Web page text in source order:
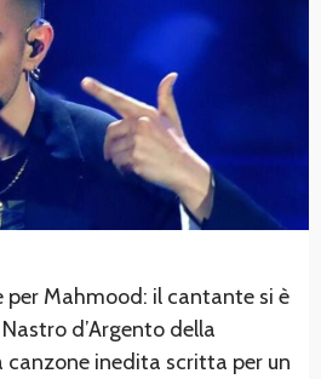
Mahmood: il cantante si è
d’Argento della
canzone inedita scritta per un